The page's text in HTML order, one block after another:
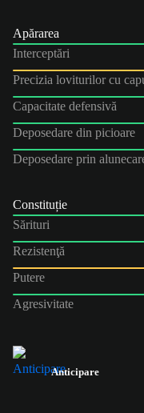
Apărarea
Interceptări
Precizia loviturilor cu
Capacitate defensivă
Deposedare din picioare
Deposedare prin
Constituție
Sărituri
Rezistenţă
Putere
Agresivitate
Anticipare